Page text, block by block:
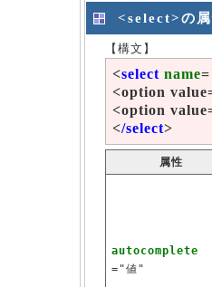
<select>の
【構文】
<select name
<option
<option
</select>
属性
autocomplete
="値"